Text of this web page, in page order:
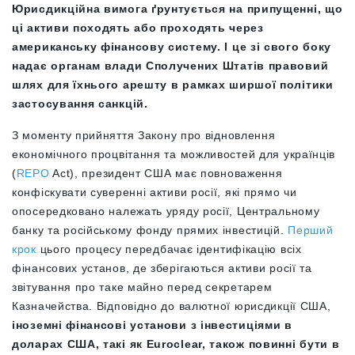
Юрисдикційна вимога ґрунтується на припущенні, що
ці активи походять або проходять через
американську фінансову систему. І це зі свого боку
надає органам влади Сполучених Штатів правовий
шлях для їхнього арешту в рамках ширшої політики
застосування санкцій.
З моменту прийняття Закону про відновлення
економічного процвітання та можливостей для українців
(REPO Act), президент США має повноваження
конфіскувати суверенні активи росії, які прямо чи
опосередковано належать уряду росії, Центральному
банку та російському фонду прямих інвестицій.
Перший
крок цього процесу передбачає ідентифікацію всіх
фінансових установ, де зберігаються активи росії та
звітування про таке майно перед секретарем
Казначейства. Відповідно до валютної юрисдикції США,
іноземні фінансові установи з інвестиціями в
доларах США, такі як Euroclear, також повинні бути в